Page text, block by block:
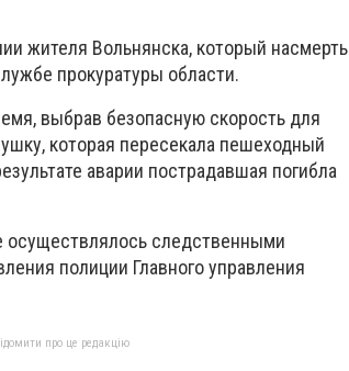
жителя Вольнянска, который насмерть
прокуратуры области.
выбрав безопасную скорость для
которая пересекала пешеходный
аварии пострадавшая погибла
осуществлялось следственными
полиции Главного управления
про це редакцію